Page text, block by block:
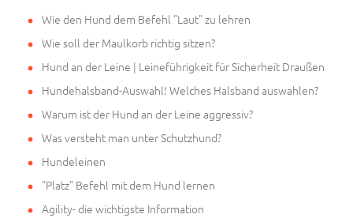
Wie den Hund dem Befehl "Laut" zu lehren
Wie soll der Maulkorb richtig sitzen?
Hund an der Leine | Leineführigkeit für Sicherheit Draußen
Hundehalsband-Auswahl! Welches Halsband auswahlen?
Warum ist der Hund an der Leine aggressiv?
Was versteht man unter Schutzhund?
Hundeleinen
"Platz" Befehl mit dem Hund lernen
Agility- die wichtigste Information